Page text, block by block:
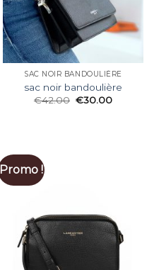
SAC NOIR BANDOULIÈRE
sac noir bandoulière
€42.00 €30.00
Promo !